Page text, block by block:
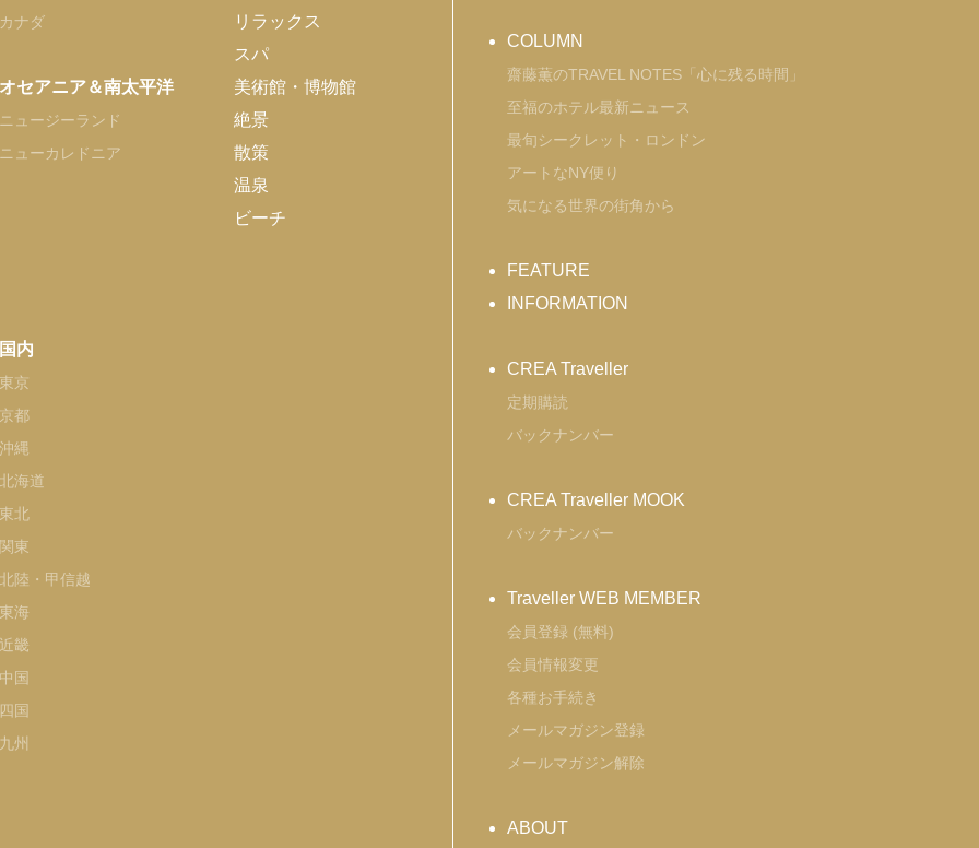
カナダ
オセアニア＆南太平洋
ニュージーランド
ニューカレドニア
国内
東京
京都
沖縄
北海道
東北
関東
北陸・甲信越
東海
近畿
中国
四国
九州
リラックス
スパ
美術館・博物館
絶景
散策
温泉
ビーチ
COLUMN
齋藤薫のTRAVEL NOTES「心に残る時間」
至福のホテル最新ニュース
最旬シークレット・ロンドン
アートなNY便り
気になる世界の街角から
FEATURE
INFORMATION
CREA Traveller
定期購読
バックナンバー
CREA Traveller MOOK
バックナンバー
Traveller WEB MEMBER
会員登録 (無料)
会員情報変更
各種お手続き
メールマガジン登録
メールマガジン解除
ABOUT